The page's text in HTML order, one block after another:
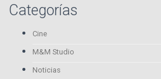
Categorías
Cine
M&M Studio
Noticias